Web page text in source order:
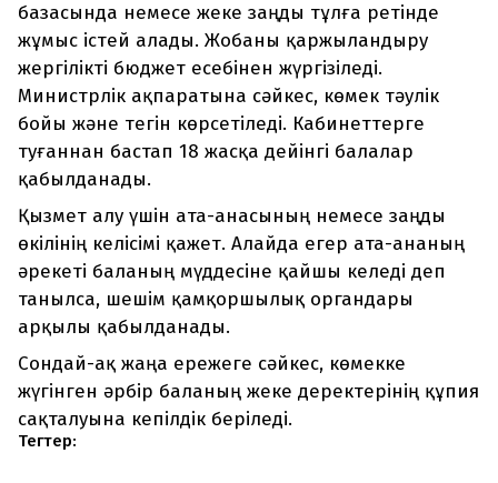
базасында немесе жеке заңды тұлға ретінде
жұмыс істей алады. Жобаны қаржыландыру
жергілікті бюджет есебінен жүргізіледі.
Министрлік ақпаратына сәйкес, көмек тәулік
бойы және тегін көрсетіледі. Кабинеттерге
туғаннан бастап 18 жасқа дейінгі балалар
қабылданады.
Қызмет алу үшін ата-анасының немесе заңды
өкілінің келісімі қажет. Алайда егер ата-ананың
әрекеті баланың мүддесіне қайшы келеді деп
танылса, шешім қамқоршылық органдары
арқылы қабылданады.
Сондай-ақ жаңа ережеге сәйкес, көмекке
жүгінген әрбір баланың жеке деректерінің құпия
сақталуына кепілдік беріледі.
Тегтер: